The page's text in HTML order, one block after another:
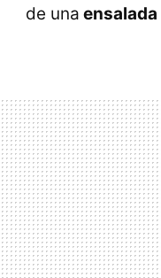
de una